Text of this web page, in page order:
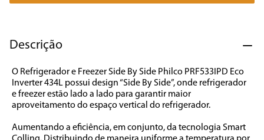
Descrição
O Refrigerador e Freezer Side By Side Philco PRF533IPD Eco
Inverter 434L possui design “Side By Side”, onde refrigerador
e freezer estão lado a lado para garantir maior
aproveitamento do espaço vertical do refrigerador.
Aumentando a eficiência, em conjunto, da tecnologia Smart
7º cafeteira
9º forno
10º ventilador